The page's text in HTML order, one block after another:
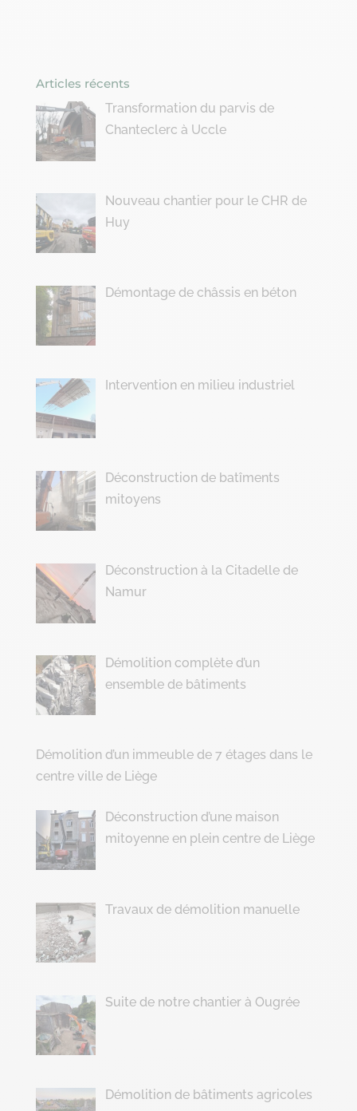
Articles récents
Transformation du parvis de
Chanteclerc à Uccle
Nouveau chantier pour le CHR de
Huy
Démontage de châssis en béton
Intervention en milieu industriel
Déconstruction de batîments
mitoyens
Déconstruction à la Citadelle de
Namur
Démolition complète d’un
ensemble de bâtiments
Démolition d’un immeuble de 7 étages dans le
centre ville de Liège
Déconstruction d’une maison
mitoyenne en plein centre de Liège
Travaux de démolition manuelle
Suite de notre chantier à Ougrée
Démolition de bâtiments agricoles